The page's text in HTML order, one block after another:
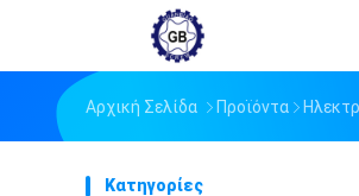
Αρχική Σελίδα Προϊόντα
Κατηγορίες